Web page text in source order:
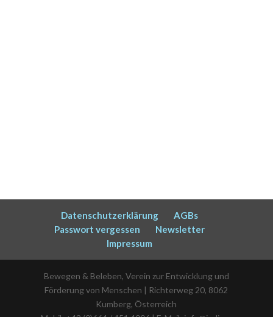
Datenschutzerklärung
AGBs
Passwort vergessen
Newsletter
Impressum
Bewegen & Beleben, Verein zur Entwicklung und
Förderung von Menschen | Richterweg 20, 8062
Kumberg, Österreich